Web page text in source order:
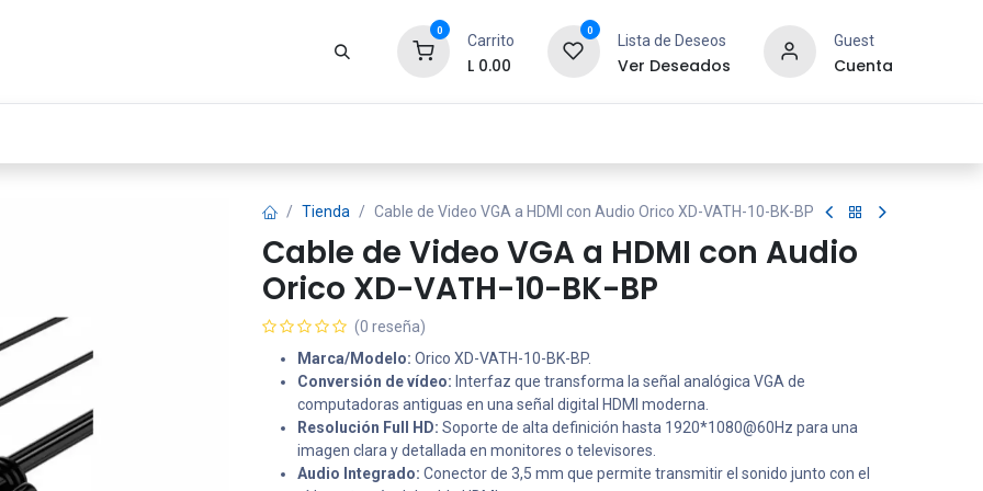
0
Carrito
L 0.00
0
Lista de Deseos
Ver Deseados
Guest
Cuenta
Tienda Cable de Video VGA a HDMI con Audio Orico XD-VATH-10-BK-BP
Cable de Video VGA a HDMI con Audio
Orico XD-VATH-10-BK-BP
(0 reseña)
Marca/Modelo: Orico XD-VATH-10-BK-BP.
Conversión de vídeo: Interfaz que transforma la señal analógica VGA de
computadoras antiguas en una señal digital HDMI moderna.
Resolución Full HD: Soporte de alta definición hasta 1920*1080@60Hz para una
imagen clara y detallada en monitores o televisores.
Audio Integrado: Conector de 3,5 mm que permite transmitir el sonido junto con el